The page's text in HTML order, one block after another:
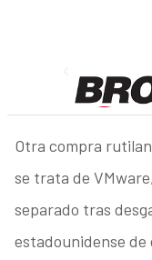
Otra compra
se trata de
separado tras
estadounidense de